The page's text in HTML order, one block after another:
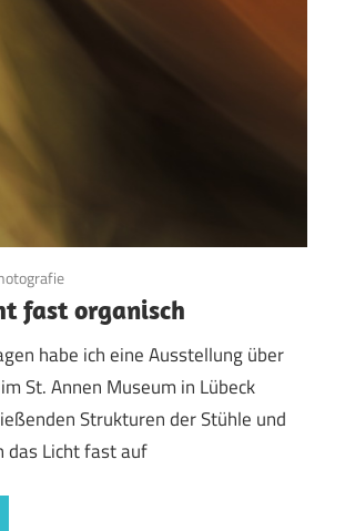
fast organisch
habe ich eine Ausstellung über
St. Annen Museum in Lübeck
Strukturen der Stühle und
das Licht fast auf